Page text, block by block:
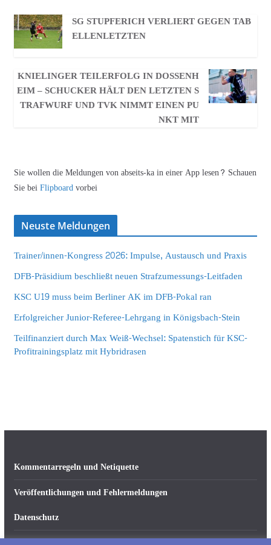
SG STUPFERICH VERLIERT GEGEN TAB
ELLENLETZTEN
KNIELINGER TEILERFOLG IN DOSSENH
EIM – SCHUCKER HÄLT DEN LETZTEN S
TRAFWURF UND TVK NIMMT EINEN PU
NKT MIT
Sie wollen die Meldungen von abseits-ka in einer App lesen? Schauen
Sie beiFlipboardvorbei
Neuste Meldungen
Trainer/innen-Kongress 2026: Impulse, Austausch und Praxis
DFB-Präsidium beschließt neuen Strafzumessungs-Leitfaden
KSC U19 muss beim Berliner AK im DFB-Pokal ran
Erfolgreicher Junior-Referee-Lehrgang in Königsbach-Stein
Teilfinanziert durch Max Weiß-Wechsel: Spatenstich für KSC-
Profitrainingsplatz mit Hybridrasen
Kommentarregeln und Netiquette
Veröffentlichungen und Fehlermeldungen
Datenschutz